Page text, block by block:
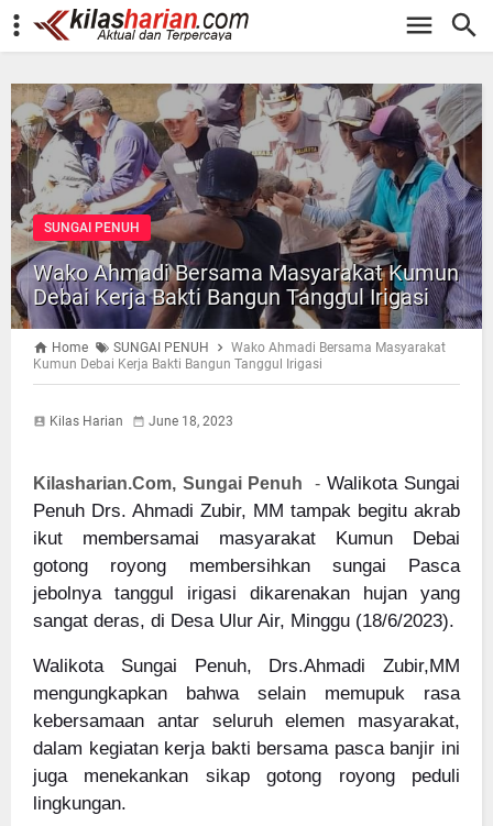
-->
SUNGAI PENUH
Wako Ahmadi Bersama Masyarakat Kumun
Debai Kerja Bakti Bangun Tanggul Irigasi
Home SUNGAI PENUH
Wako Ahmadi Bersama Masyarakat
Kumun Debai Kerja Bakti Bangun Tanggul Irigasi
Kilas Harian June 18, 2023
Kilasharian.Com, Sungai Penuh - Walikota Sungai
Penuh Drs. Ahmadi Zubir, MM tampak begitu akrab
ikut membersamai masyarakat Kumun Debai
gotong royong membersihkan sungai Pasca
jebolnya tanggul irigasi dikarenakan hujan yang
sangat deras, di Desa Ulur Air, Minggu (18/6/2023).
Walikota Sungai Penuh, Drs.Ahmadi Zubir,MM
mengungkapkan bahwa selain memupuk rasa
kebersamaan antar seluruh elemen masyarakat,
dalam kegiatan kerja bakti bersama pasca banjir ini
juga menekankan sikap gotong royong peduli
lingkungan.